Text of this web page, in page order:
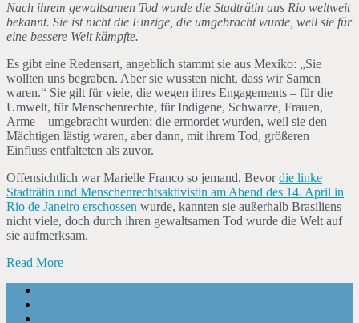
Nach ihrem gewaltsamen Tod wurde die Stadträtin aus Rio weltweit
bekannt. Sie ist nicht die Einzige, die umgebracht wurde, weil sie für
eine bessere Welt kämpfte.
Es gibt eine Redensart, angeblich stammt sie aus Mexiko: „Sie
wollten uns begraben. Aber sie wussten nicht, dass wir Samen
waren.“ Sie gilt für viele, die wegen ihres Engagements – für die
Umwelt, für Menschenrechte, für Indigene, Schwarze, Frauen,
Arme – umgebracht wurden; die ermordet wurden, weil sie den
Mächtigen lästig waren, aber dann, mit ihrem Tod, größeren
Einfluss entfalteten als zuvor.
Offensichtlich war Marielle Franco so jemand. Bevordie linke
Stadträtin und Menschenrechtsaktivistin am Abend des 14. April in
Rio de Janeiro erschossen wurde, kannten sie außerhalb Brasiliens
nicht viele, doch durch ihren gewaltsamen Tod wurde die Welt auf
sie aufmerksam.
Read More